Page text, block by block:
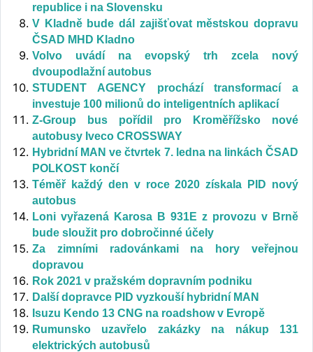
republice i na Slovensku
V Kladně bude dál zajišťovat městskou dopravu
ČSAD MHD Kladno
Volvo uvádí na evopský trh zcela nový
dvoupodlažní autobus
STUDENT AGENCY prochází transformací a
investuje 100 milionů do inteligentních aplikací
Z-Group bus pořídil pro Kroměřížsko nové
autobusy Iveco CROSSWAY
Hybridní MAN ve čtvrtek 7. ledna na linkách ČSAD
POLKOST končí
Téměř každý den v roce 2020 získala PID nový
autobus
Loni vyřazená Karosa B 931E z provozu v Brně
bude sloužit pro dobročinné účely
Za zimními radovánkami na hory veřejnou
dopravou
Rok 2021 v pražském dopravním podniku
Další dopravce PID vyzkouší hybridní MAN
Isuzu Kendo 13 CNG na roadshow v Evropě
Rumunsko uzavřelo zakázky na nákup 131
elektrických autobusů